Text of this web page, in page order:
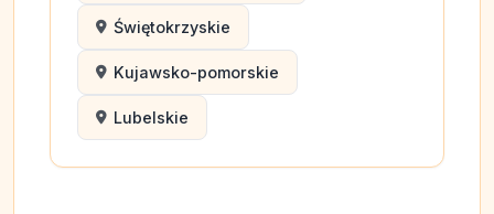
Świętokrzyskie
Kujawsko-pomorskie
Lubelskie